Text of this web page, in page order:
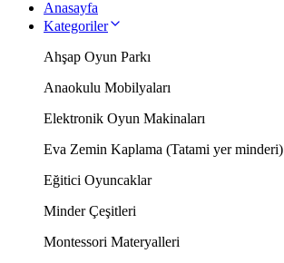
Anasayfa
Kategoriler
Ahşap Oyun Parkı
Anaokulu Mobilyaları
Elektronik Oyun Makinaları
Eva Zemin Kaplama (Tatami yer minderi)
Eğitici Oyuncaklar
Minder Çeşitleri
Montessori Materyalleri